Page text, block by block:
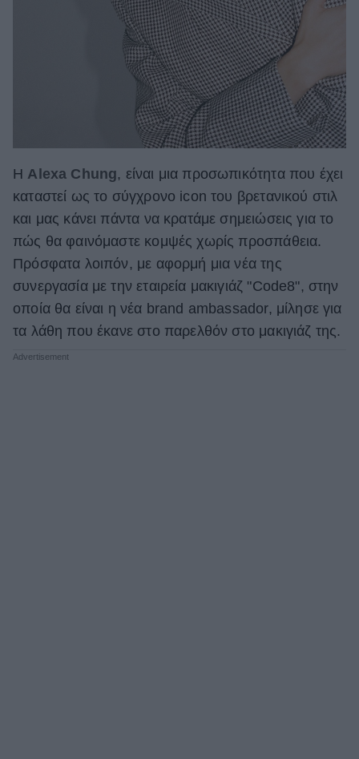
Market News
Η Alexa Chung, είναι μια προσωπικότητα που έχει
καταστεί ως το σύγχρονο icon του βρετανικού στιλ
και μας κάνει πάντα να κρατάμε σημειώσεις για το
πώς θα φαινόμαστε κομψές χωρίς προσπάθεια.
Πρόσφατα λοιπόν, με αφορμή μια νέα της
συνεργασία με την εταιρεία μακιγιάζ "Code8", στην
οποία θα είναι η νέα brand ambassador, μίλησε για
τα λάθη που έκανε στο παρελθόν στο μακιγιάζ της.